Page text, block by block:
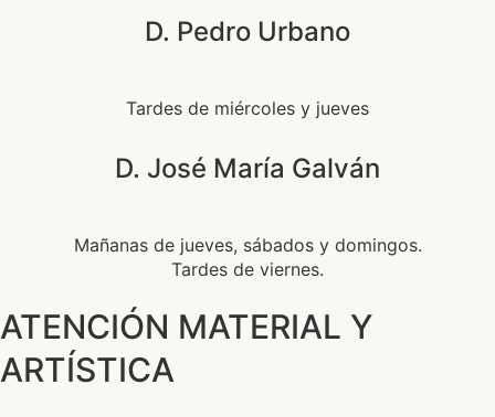
D. Pedro Urbano
Tardes de miércoles y jueves
D. José María Galván
Mañanas de jueves, sábados y domingos.
Tardes de viernes.
ATENCIÓN MATERIAL Y
ARTÍSTICA